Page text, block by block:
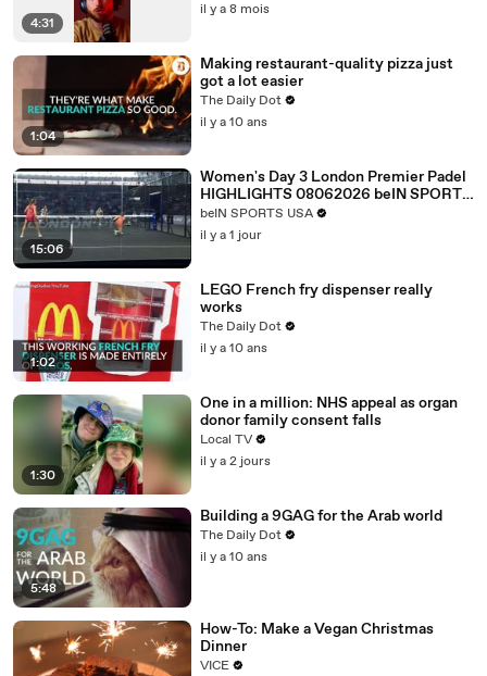
4:31
il y a 8 mois
1:04
Making restaurant-quality pizza just
got a lot easier
The Daily Dot
il y a 10 ans
15:06
Women's Day 3 London Premier Padel
HIGHLIGHTS 08062026 beIN SPORTS
USA.mp4
beIN SPORTS USA
il y a 1 jour
1:02
LEGO French fry dispenser really
works
The Daily Dot
il y a 10 ans
1:30
One in a million: NHS appeal as organ
donor family consent falls
Local TV
il y a 2 jours
5:48
Building a 9GAG for the Arab world
The Daily Dot
il y a 10 ans
How-To: Make a Vegan Christmas
Dinner
VICE